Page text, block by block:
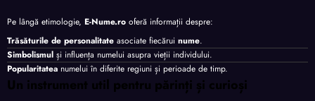
Pe lângă etimologie, E-Nume.ro oferă informații despre:
Trăsăturile de personalitate asociate fiecărui nume.
Simbolismul și influența numelui asupra vieții individului.
Popularitatea numelui în diferite regiuni și perioade de timp.
Un instrument util pentru părinți și curioși